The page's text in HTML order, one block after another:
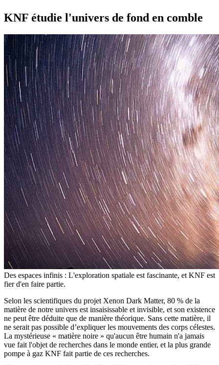
KNF étudie l'univers de fond en comble
Des espaces infinis : L'exploration spatiale est fascinante, et KNF est
fier d'en faire partie.
Selon les scientifiques du projet Xenon Dark Matter, 80 % de la
matière de notre univers est insaisissable et invisible, et son existence
ne peut être déduite que de manière théorique. Sans cette matière, il
ne serait pas possible d’expliquer les mouvements des corps célestes.
La mystérieuse « matière noire » qu'aucun être humain n'a jamais
vue fait l'objet de recherches dans le monde entier, et la plus grande
pompe à gaz KNF fait partie de ces recherches.